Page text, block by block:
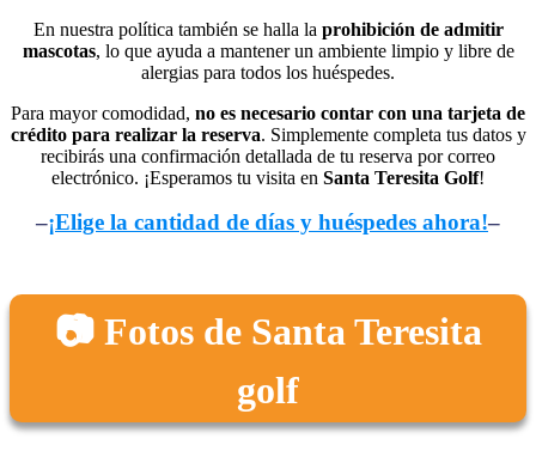
En nuestra política también se halla la prohibición de admitir
mascotas, lo que ayuda a mantener un ambiente limpio y libre de
alergias para todos los huéspedes.
Para mayor comodidad, no es necesario contar con una tarjeta de
crédito para realizar la reserva. Simplemente completa tus datos y
recibirás una confirmación detallada de tu reserva por correo
electrónico. ¡Esperamos tu visita en Santa Teresita Golf!
–¡Elige la cantidad de días y huéspedes ahora!–
📷 Fotos de Santa Teresita
golf